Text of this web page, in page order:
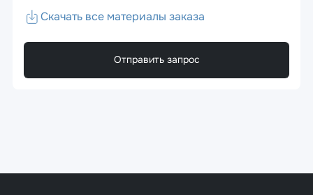
Скачать все материалы заказа
Отправить запрос